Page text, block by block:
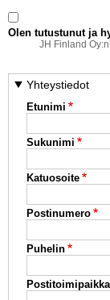
Olen tutustunut ja
JH Finland
Yhteystiedot
Etunimi
Sukunimi
Katuosoite
Postinumero
Puhelin
Postitoimipaikka